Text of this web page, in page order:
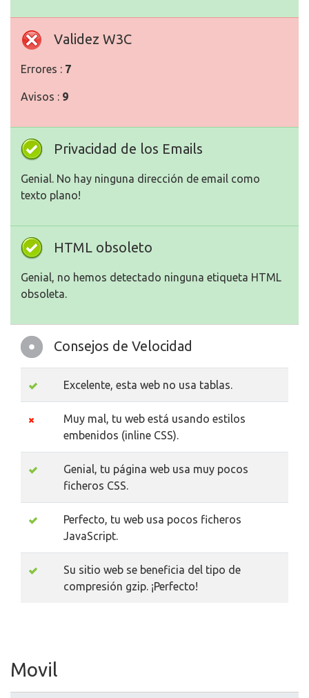
Validez W3C
Errores : 7
Avisos : 9
Privacidad de los Emails
Genial. No hay ninguna dirección de email como
texto plano!
HTML obsoleto
Genial, no hemos detectado ninguna etiqueta HTML
obsoleta.
Consejos de Velocidad
Excelente, esta web no usa tablas.
Muy mal, tu web está usando estilos
embenidos (inline CSS).
Genial, tu página web usa muy pocos
ficheros CSS.
Perfecto, tu web usa pocos ficheros
JavaScript.
Su sitio web se beneficia del tipo de
compresión gzip. ¡Perfecto!
Movil